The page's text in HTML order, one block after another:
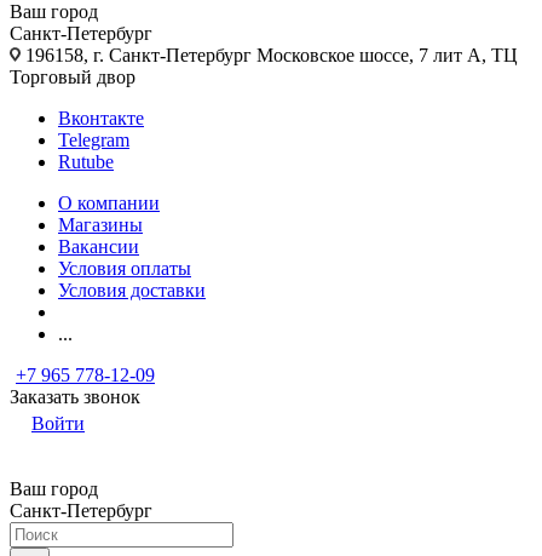
Ваш город
Санкт-Петербург
196158, г. Санкт-Петербург Московское шоссе, 7 лит А, ТЦ
Торговый двор
Вконтакте
Telegram
Rutube
О компании
Магазины
Вакансии
Условия оплаты
Условия доставки
...
+7 965 778-12-09
Заказать звонок
Войти
Ваш город
Санкт-Петербург